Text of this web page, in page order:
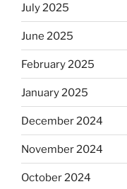
July 2025
June 2025
February 2025
January 2025
December 2024
November 2024
October 2024